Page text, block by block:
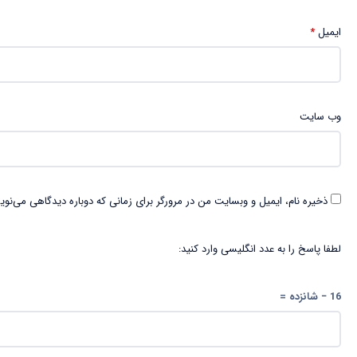
ایمیل*
وب‌ سایت
ذخیره نام، ایمیل و وبسایت من در مرورگر برای زمانی که دوباره دیدگاهی
لطفا پاسخ را به عدد انگلیسی وارد کنید:
16 − شانزده =